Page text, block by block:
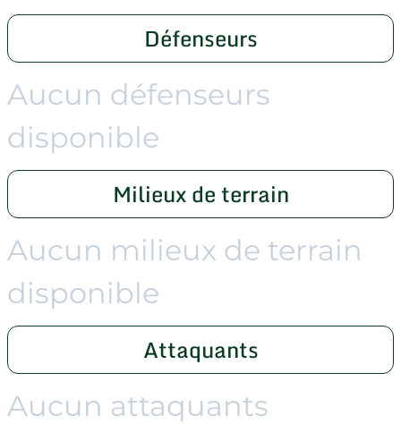
Défenseurs
Aucun défenseurs
disponible
Milieux de terrain
Aucun milieux de terrain
disponible
Attaquants
Aucun attaquants